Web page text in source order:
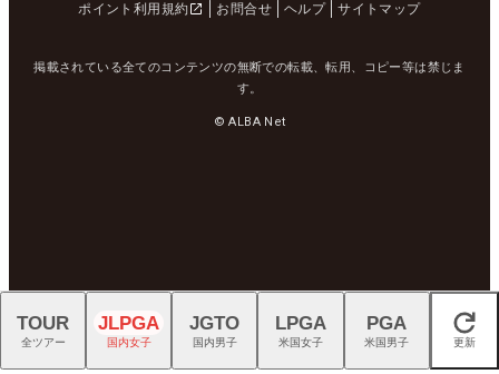
ポイント利用規約
お問合せ ヘルプ サイトマップ
掲載されている全てのコンテンツの無断での転載、転用、コピー等は禁じま
す。
© ALBA Net
閉じる
TOUR
全ツアー
JLPGA
国内女子
JGTO
国内男子
LPGA
米国女子
PGA
米国男子 更新